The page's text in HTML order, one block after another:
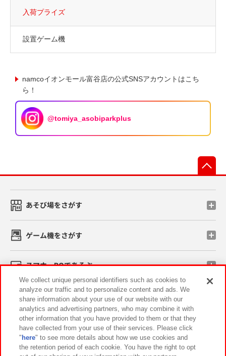
入荷プライズ
設置ゲーム機
namcoイオンモール富谷店の公式SNSアカウントはこち
ら！
@tomiya_asobiparkplus
あそび場をさがす
ゲーム機をさがす
スマホ・PCであそぶ
イベント・キャンペーン
関連会社 サステナビリティ サイトポリシー
We collect unique personal identifiers such as cookies to
analyze our traffic and to personalize content and ads. We
share information about your use of our website with our
analytics and advertising partners, who may combine it with
other information that you have provided to them or that they
have collected from your use of their services. Please click
" here" to see more details about how we use cookies and
the retention period of each cookie. You have the right to opt